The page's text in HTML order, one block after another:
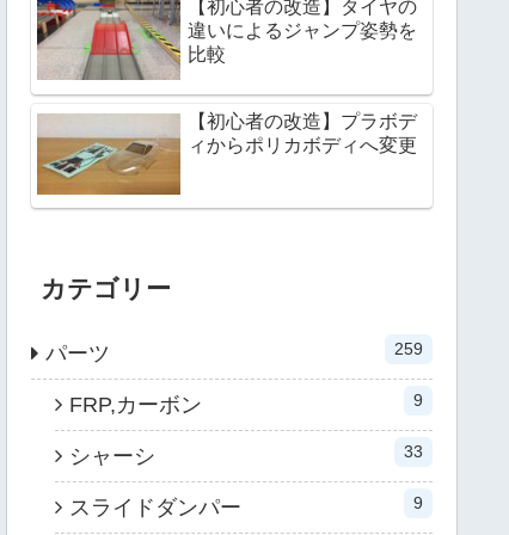
【初心者の改造】タイヤの
違いによるジャンプ姿勢を
比較
【初心者の改造】プラボデ
ィからポリカボディへ変更
カテゴリー
パーツ 259
FRP,カーボン 9
シャーシ 33
スライドダンパー 9